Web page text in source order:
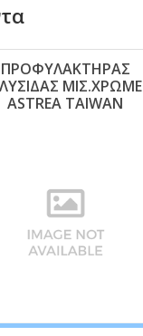
ΠΡΟΦΥΛΑΚΤΗΡΑΣ
ΜΙΣ.ΧΡΩΜΕ
ΑSΤRΕΑ ΤΑΙWΑΝ